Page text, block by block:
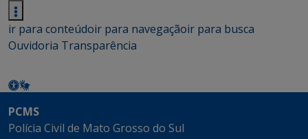
ir para conteúdoir para navegaçãoir para busca
Ouvidoria Transparência
PCMS
Polícia Civil de Mato Grosso do Sul